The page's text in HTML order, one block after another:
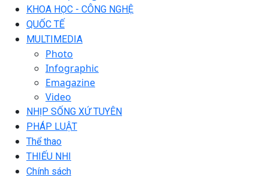
KHOA HỌC - CÔNG NGHỆ
QUỐC TẾ
MULTIMEDIA
Photo
Infographic
Emagazine
Video
NHỊP SỐNG XỨ TUYÊN
PHÁP LUẬT
Thể thao
THIẾU NHI
Chính sách